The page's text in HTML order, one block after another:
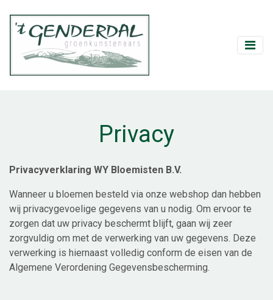
Privacy
Privacyverklaring WY Bloemisten B.V.
Wanneer u bloemen besteld via onze webshop dan hebben
wij privacygevoelige gegevens van u nodig. Om ervoor te
zorgen dat uw privacy beschermt blijft, gaan wij zeer
zorgvuldig om met de verwerking van uw gegevens. Deze
verwerking is hiernaast volledig conform de eisen van de
Algemene Verordening Gegevensbescherming.